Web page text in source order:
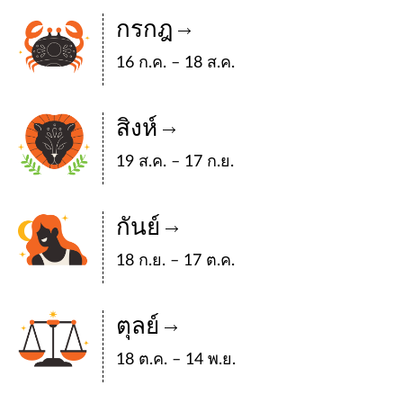
กรกฎ
16 ก.ค. – 18 ส.ค.
สิงห์
19 ส.ค. – 17 ก.ย.
กันย์
18 ก.ย. – 17 ต.ค.
ตุลย์
18 ต.ค. – 14 พ.ย.